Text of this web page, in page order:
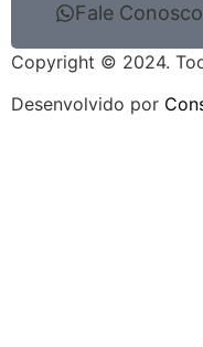
Fale Conosco
Desenvolvido por
Copyright © 2024.